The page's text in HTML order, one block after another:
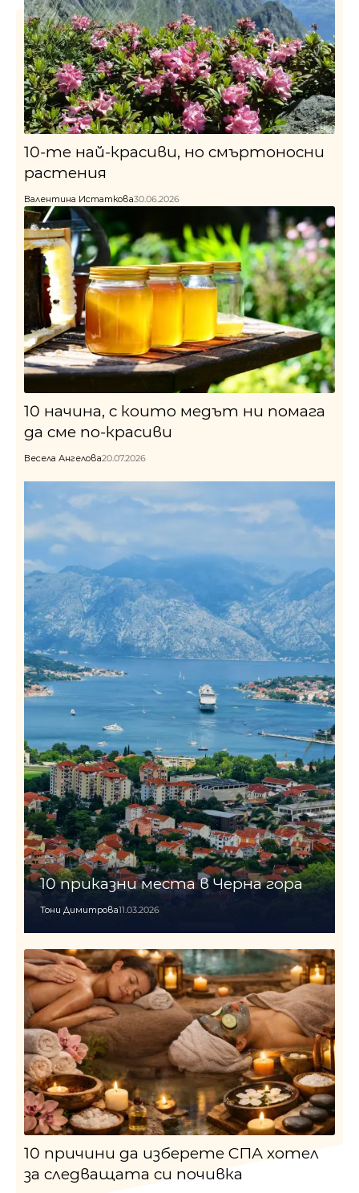
10-те най-красиви, но смъртоносни
растения
Валентина Истаткова30.06.2026
10 начина, с които медът ни помага
да сме по-красиви
Весела Ангелова20.07.2026
10 приказни места в Черна гора
Тони Димитрова11.03.2026
10 причини да изберете СПА хотел
за следващата си почивка